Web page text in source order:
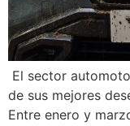
El sector
de sus mejores
Entre enero y